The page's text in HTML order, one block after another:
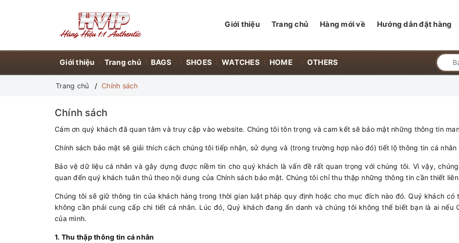
Giới thiệu Trang chủ Hàng mới về Hướng dẫn đặt hàng
Giới thiệu Trang chủ BAGS SHOES WATCHES HOME OTHERS
Trang chủ Chính sách
Chính sách
Cám ơn quý khách đã quan tâm và truy cập vào website. Chúng tôi tôn trọng và cam kết sẽ bảo mật những thông tin
Chính sách bảo mật sẽ giải thích cách chúng tôi tiếp nhận, sử dụng và (trong trường hợp nào đó) tiết lộ thông tin cá nhân
Bảo vệ dữ liệu cá nhân và gây dựng được niềm tin cho quý khách là vấn đề rất quan trọng với chúng tôi. Vì vậy,
quan đến quý khách tuân thủ theo nội dung của Chính sách bảo mật. Chúng tôi chỉ thu thập những thông tin cần thiết
Chúng tôi sẽ giữ thông tin của khách hàng trong thời gian luật pháp quy định hoặc cho mục đích nào đó. Quý khách
không cần phải cung cấp chi tiết cá nhân. Lúc đó, Quý khách đang ẩn danh và chúng tôi không thể biết bạn là ai nếu
của mình.
1. Thu thập thông tin cá nhân